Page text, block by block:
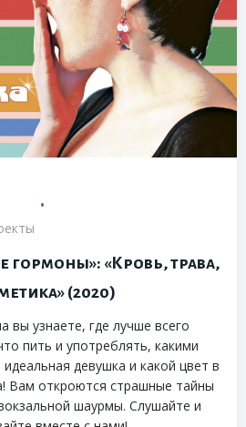
•
«Кровь, трава,
(2020)
вы узнаете, где лучше всего
пить и употреблять, какими
девушка и какой цвет в
Вам откроются страшные тайны
шаурмы. Слушайте и